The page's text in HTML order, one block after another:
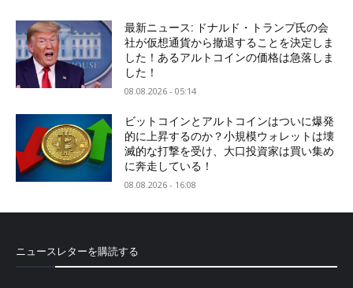
最新ニュース: ドナルド・トランプ氏の会
社が仮想通貨から撤退することを決定しま
した！あるアルトコインの価格は急落しま
した！
08.08.2026 - 05:14
ビットコインとアルトコインはついに爆発
的に上昇するのか？小規模ウォレットは壊
滅的な打撃を受け、大口投資家は買い集め
に奔走している！
08.08.2026 - 16:08
ニュースレターを購読する